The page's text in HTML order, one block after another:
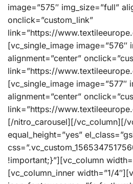
image=”575″ img_size=”full”
onclick=”custom_link”
link=”https://
[vc_single_image image=”576″
alignment=”center”
link=”https://
[vc_single_image image=”577″
alignment=”center”
link=”https://
[/nitro_carousel][/vc_column][/
equal_height=”yes”
!important;}”][vc_column
[vc_column_inner width=”1/